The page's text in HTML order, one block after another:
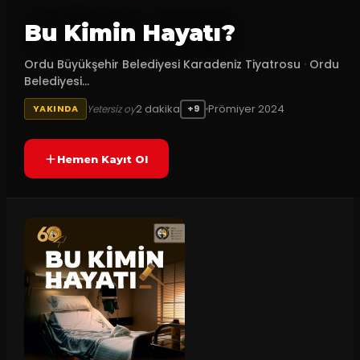
Bu Kimin Hayatı?
Ordu Büyükşehir Belediyesi Karadeniz Tiyatrosu · Ordu
Belediyesi...
YAKINDA Yetersiz oy2 dakika +9 Prömiyer 2024
Hemen Kayıt Ol